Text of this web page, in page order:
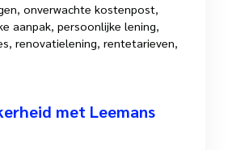
onverwachte kostenpost
aanpak persoonlijke lening
renovatielening rentetarieven
met Leemans